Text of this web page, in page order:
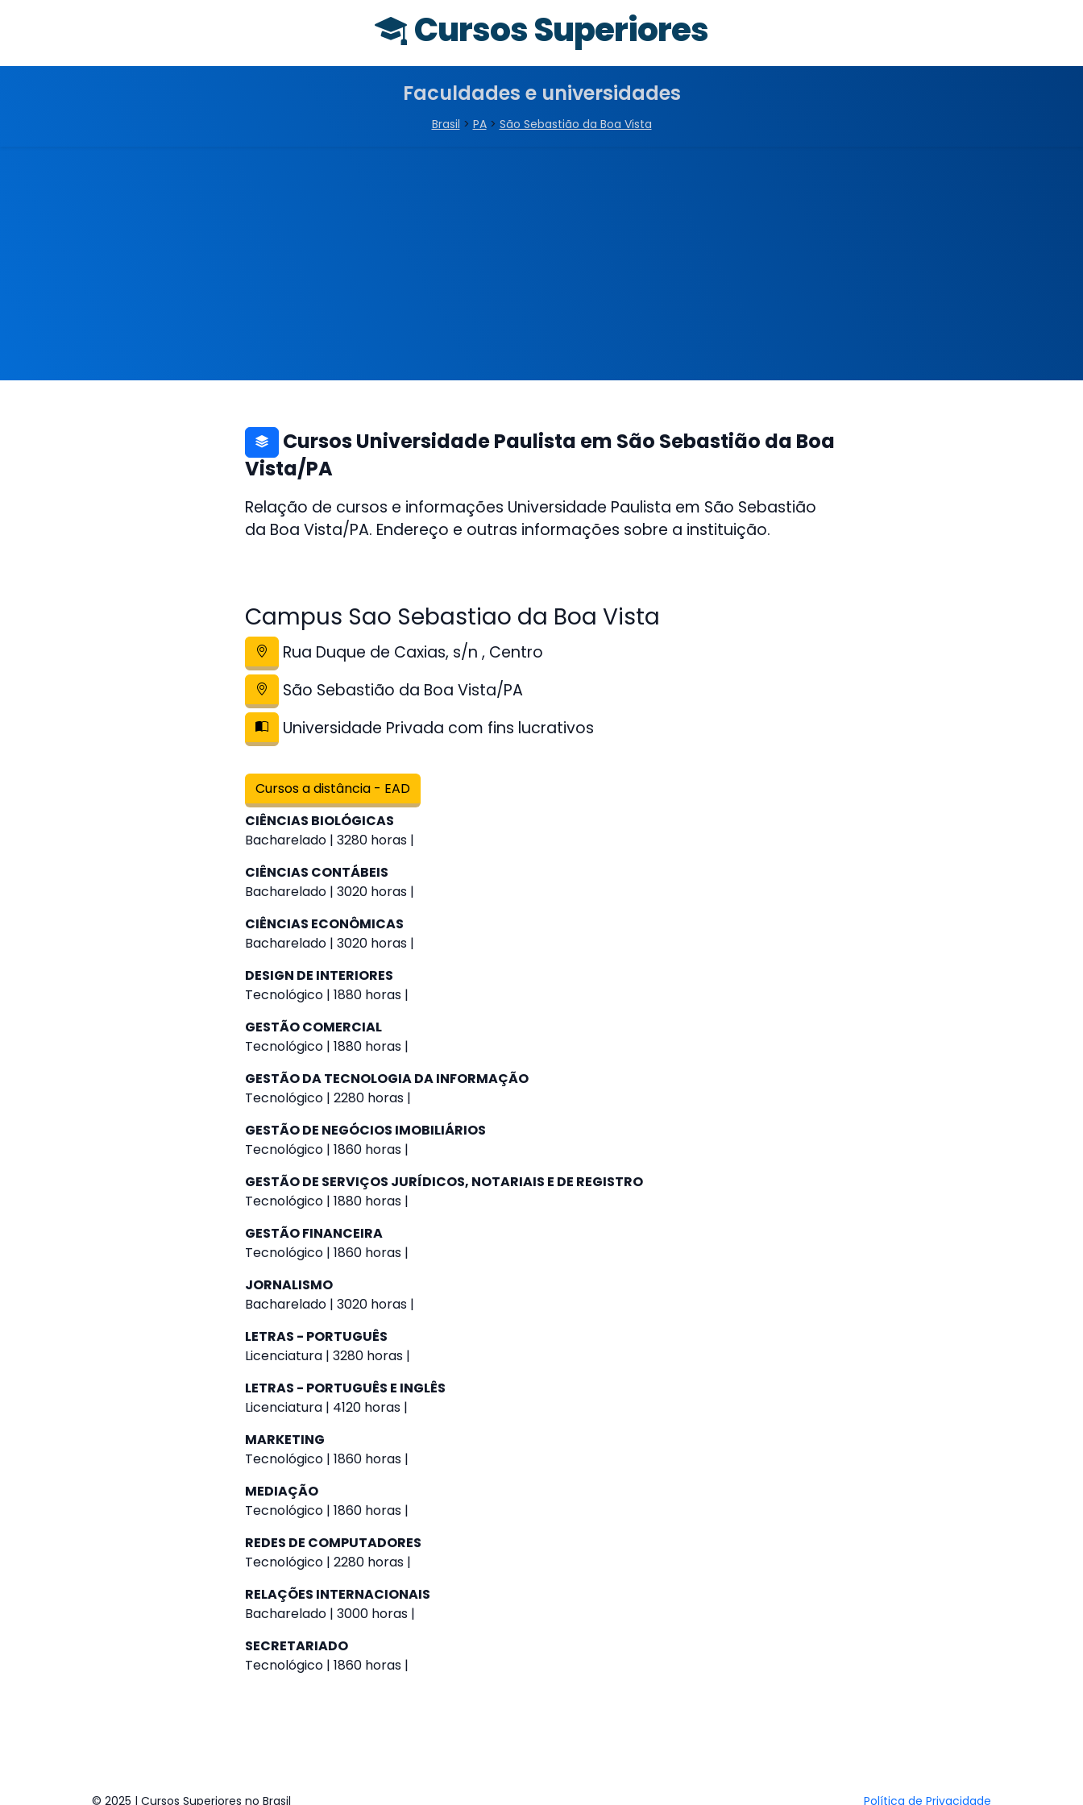
Cursos Superiores
Faculdades e universidades
Brasil > PA> São Sebastião da Boa Vista
Cursos Universidade Paulista em São Sebastião da Boa
Vista/PA
Relação de cursos e informações Universidade Paulista em São Sebastião
da Boa Vista/PA. Endereço e outras informações sobre a instituição.
Campus Sao Sebastiao da Boa Vista
Rua Duque de Caxias, s/n , Centro
São Sebastião da Boa Vista/PA
Universidade Privada com fins lucrativos
Cursos a distância - EAD
CIÊNCIAS BIOLÓGICAS
Bacharelado | 3280 horas |
CIÊNCIAS CONTÁBEIS
Bacharelado | 3020 horas |
CIÊNCIAS ECONÔMICAS
Bacharelado | 3020 horas |
DESIGN DE INTERIORES
Tecnológico | 1880 horas |
GESTÃO COMERCIAL
Tecnológico | 1880 horas |
GESTÃO DA TECNOLOGIA DA INFORMAÇÃO
Tecnológico | 2280 horas |
GESTÃO DE NEGÓCIOS IMOBILIÁRIOS
Tecnológico | 1860 horas |
GESTÃO DE SERVIÇOS JURÍDICOS, NOTARIAIS E DE REGISTRO
Tecnológico | 1880 horas |
GESTÃO FINANCEIRA
Tecnológico | 1860 horas |
JORNALISMO
Bacharelado | 3020 horas |
LETRAS - PORTUGUÊS
Licenciatura | 3280 horas |
LETRAS - PORTUGUÊS E INGLÊS
Licenciatura | 4120 horas |
MARKETING
Tecnológico | 1860 horas |
MEDIAÇÃO
Tecnológico | 1860 horas |
REDES DE COMPUTADORES
Tecnológico | 2280 horas |
RELAÇÕES INTERNACIONAIS
Bacharelado | 3000 horas |
SECRETARIADO
Tecnológico | 1860 horas |
© 2025 | Cursos Superiores no Brasil Política de Privacidade